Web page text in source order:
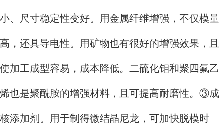
小、尺寸稳定性变好。用金属纤维增强，不仅模量
高，还具导电性。用矿物也有很好的增强效果，且
使加工成型容易，成本降低。二硫化钼和聚四氟乙
烯也是聚酰胺的增强材料，且可提高耐磨性。③成
核添加剂。用于制得微结晶尼龙，可加快脱模时